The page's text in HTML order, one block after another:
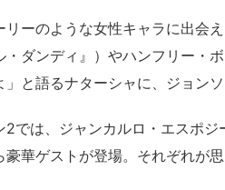
リーのような女性キャラに出会
・ダンディ』）やハンフリー・
」と語るナターシャに、ジョンソ
2では、ジャンカルロ・エスポ
豪華ゲストが登場。それぞれが